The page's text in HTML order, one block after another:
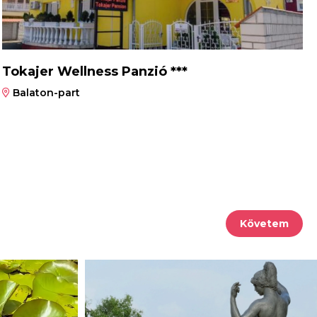
Tokajer Wellness Panzió ***
Balaton-part
Követem